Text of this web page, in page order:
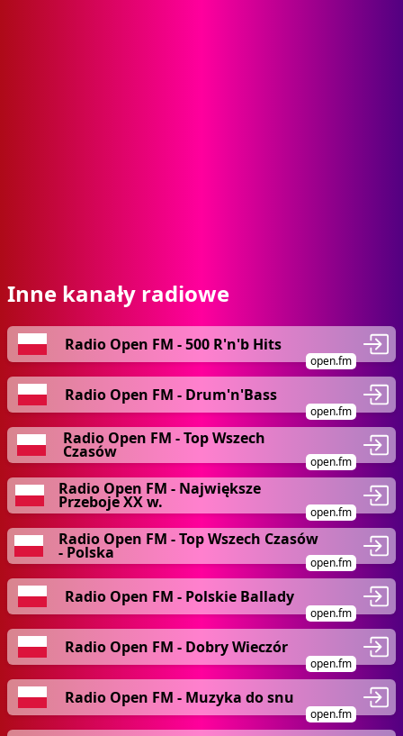
Inne kanały radiowe
Radio Open FM - 500 R'n'b Hits
open.fm
Radio Open FM - Drum'n'Bass
open.fm
Radio Open FM - Top Wszech
Czasów
open.fm
Radio Open FM - Największe
Przeboje XX w.
open.fm
Radio Open FM - Top Wszech Czasów
- Polska
open.fm
Radio Open FM - Polskie Ballady
open.fm
Radio Open FM - Dobry Wieczór
open.fm
Radio Open FM - Muzyka do snu
open.fm